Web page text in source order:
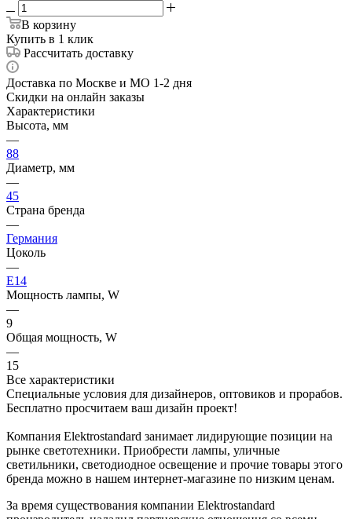
В корзину
Купить в 1 клик
Рассчитать доставку
Доставка по Москве и МО 1-2 дня
Скидки на онлайн заказы
Характеристики
Высота, мм
—
88
Диаметр, мм
—
45
Страна бренда
—
Германия
Цоколь
—
E14
Мощность лампы, W
—
9
Общая мощность, W
—
15
Все характеристики
Специальные условия для дизайнеров, оптовиков и прорабов.
Бесплатно просчитаем ваш дизайн проект!
Компания Elektrostandard занимает лидирующие позиции на
рынке светотехники. Приобрести лампы, уличные
светильники, светодиодное освещение и прочие товары этого
бренда можно в нашем интернет-магазине по низким ценам.
За время существования компании Elektrostandard